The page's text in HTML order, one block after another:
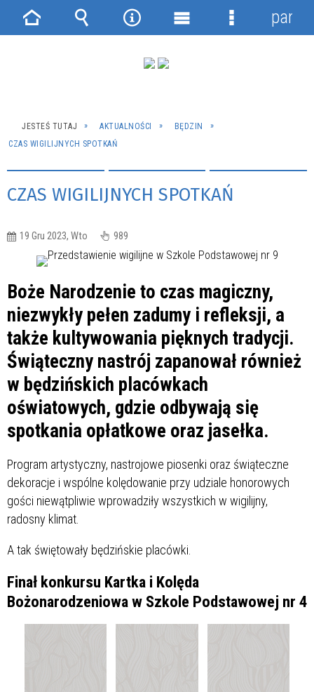
JESTEŚ TUTAJ AKTUALNOŚCI
BĘDZIN
CZAS WIGILIJNYCH SPOTKAŃ
CZAS WIGILIJNYCH SPOTKAŃ
19 Gru 2023, Wto 989
Boże Narodzenie to czas magiczny,
niezwykły pełen zadumy i refleksji, a
także kultywowania pięknych tradycji.
Świąteczny nastrój zapanował również
w będzińskich placówkach
oświatowych, gdzie odbywają się
spotkania opłatkowe oraz jasełka.
Program artystyczny, nastrojowe piosenki oraz świąteczne
dekoracje i wspólne kolędowanie przy udziale honorowych
gości niewątpliwie wprowadziły wszystkich w wigilijny,
radosny klimat.
A tak świętowały będzińskie placówki.
Finał konkursu Kartka i Kolęda
Bożonarodzeniowa w Szkole Podstawowej nr 4
Strona Wyszukiwarka
NarzędziaMenu
Menu
panel